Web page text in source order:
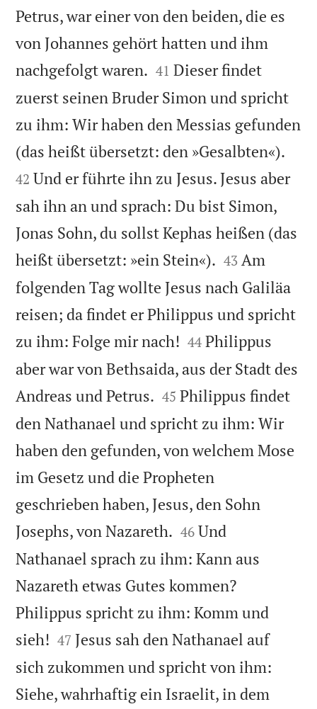
Petrus, war einer von den beiden, die es
von Johannes gehört hatten und ihm
nachgefolgt waren. 

41 Dieser findet
zuerst seinen Bruder Simon und spricht
zu ihm: Wir haben den Messias gefunden
(das heißt übersetzt: den »Gesalbten«).
42 Und er führte ihn zu Jesus. Jesus aber
sah ihn an und sprach: Du bist Simon,
Jonas Sohn, du sollst Kephas heißen (das
heißt übersetzt: »ein Stein«). 

43 Am
folgenden Tag wollte Jesus nach Galiläa
reisen; da findet er Philippus und spricht
zu ihm: Folge mir nach! 

44 Philippus
aber war von Bethsaida, aus der Stadt des
Andreas und Petrus. 

45 Philippus findet
den Nathanael und spricht zu ihm: Wir
haben den gefunden, von welchem Mose
im Gesetz und die Propheten
geschrieben haben, Jesus, den Sohn
Josephs, von Nazareth. 

46 Und
Nathanael sprach zu ihm: Kann aus
Nazareth etwas Gutes kommen?
Philippus spricht zu ihm: Komm und
sieh! 

47 Jesus sah den Nathanael auf
sich zukommen und spricht von ihm:
Siehe, wahrhaftig ein Israelit, in dem